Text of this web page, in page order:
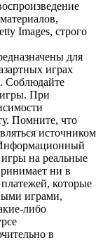
Images, строго
для
играх
Соблюдайте
При
Помните, что
источником
Информационный
игры на реальные
ни в
которые
играми,
либо
в